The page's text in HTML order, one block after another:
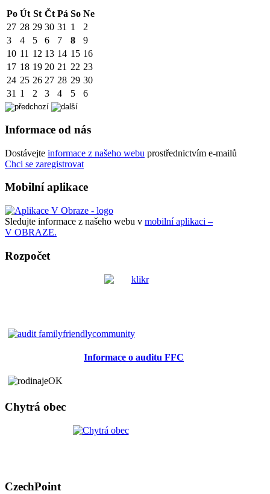
Po Út St Čt Pá So Ne
27 28 29 30 31 1
2
3
4 5 6 7 8
9
10 11 12 13 14 15 16
17 18 19 20 21 22 23
24 25 26 27 28 29 30
31 1 2 3 4 5 6
Informace od nás
Dostávejte informace z našeho webu prostřednictvím e-mailů
Chci se zaregistrovat
Mobilní aplikace
Sledujte informace z našeho webu v mobilní aplikaci –
V OBRAZE.
Rozpočet
Informace o auditu FFC
Chytrá obec
CzechPoint